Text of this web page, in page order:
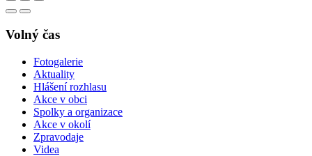
Volný čas
Fotogalerie
Aktuality
Hlášení rozhlasu
Akce v obci
Spolky a organizace
Akce v okolí
Zpravodaje
Videa